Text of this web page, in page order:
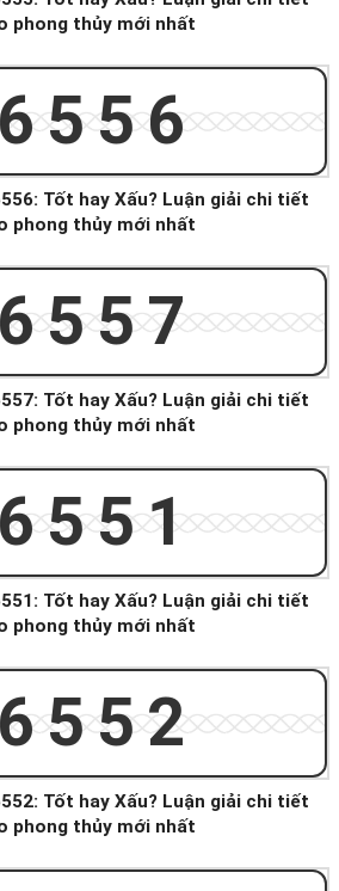
phong thủy mới nhất
Tốt hay Xấu? Luận giải chi tiết
phong thủy mới nhất
Tốt hay Xấu? Luận giải chi tiết
phong thủy mới nhất
Tốt hay Xấu? Luận giải chi tiết
phong thủy mới nhất
Tốt hay Xấu? Luận giải chi tiết
phong thủy mới nhất